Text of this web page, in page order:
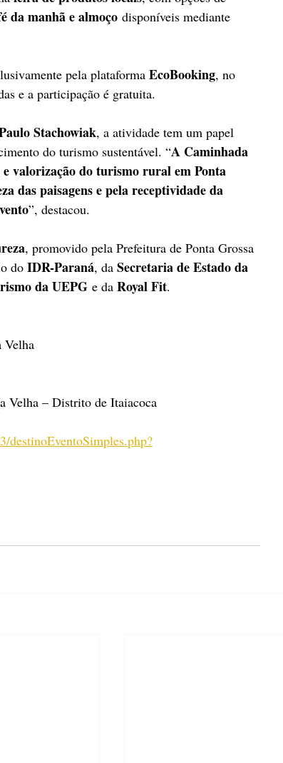
da manhã e almoço disponíveis mediante
pela plataforma EcoBooking, no
e a participação é gratuita.
Stachowiak, a atividade tem um papel
do turismo sustentável. “A Caminhada
valorização do turismo rural em Ponta
das paisagens e pela receptividade da
”, destacou.
, promovido pela Prefeitura de Ponta Grossa
do IDR-Paraná, da Secretaria de Estado da
da UEPG e da Royal Fit.
Velha
Velha – Distrito de Itaiacoca
destinoEventoSimples.php?